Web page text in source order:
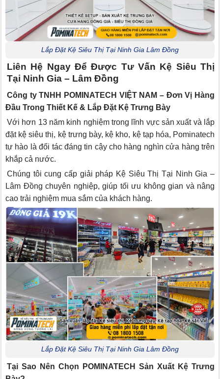
Lắp Đặt Kệ Siêu Thị Tại Ninh Gia Lâm Đồng
Liên Hệ Ngay Để Được Tư Vấn Kệ Siêu Thị
Tại Ninh Gia – Lâm Đồng
Công ty TNHH POMINATECH VIỆT NAM – Đơn Vị Hàng
Đầu Trong Thiết Kế & Lắp Đặt Kệ Trưng Bày
Với hơn 13 năm kinh nghiệm trong lĩnh vực sản xuất và lắp
đặt kệ siêu thị, kệ trưng bày, kệ kho, kệ tạp hóa, Pominatech
tự hào là đối tác đáng tin cậy cho hàng nghìn cửa hàng trên
khắp cả nước.
Chúng tôi cung cấp giải pháp Kệ Siêu Thị Tại Ninh Gia –
Lâm Đồng chuyên nghiệp, giúp tối ưu không gian và nâng
cao trải nghiệm mua sắm của khách hàng.
Lắp Đặt Kệ Siêu Thị Tại Ninh Gia Lâm Đồng
Tại Sao Nên Chọn POMINATECH Sản Xuất Kệ Trưng